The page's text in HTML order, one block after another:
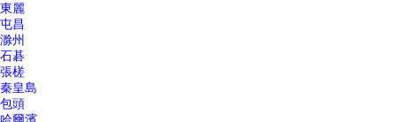
東麗
屯昌
滁州
石碁
張槎
秦皇島
包頭